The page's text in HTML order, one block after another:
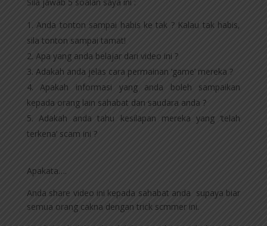
Anda tonton sampai habis ke tak ? Kalau tak habis,
sila tonton sampai tamat!
Apa yang anda belajar dari video ini ?
Adakah anda jelas cara permainan ‘game’ mereka ?
Apakah informasi yang anda boleh sampaikan
kepada orang lain sahabat dan saudara anda ?
Adakah anda tahu kesilapan mereka yang ‘telah
terkena’ scam ini ?
Apakata….
Anda share video ini kepada sahabat anda supaya biar
semua orang cakna dengan trick scmmer ini.